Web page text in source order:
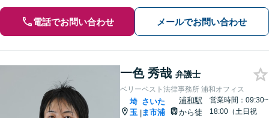
電話でお問い合わせ メールでお問い合わせ
一色 秀哉 弁護士
ベリーベスト法律事務所 浦和オフィス
埼
玉 |
さいた
ま市浦
浦和駅
から徒
営業時間：09:30~
18:00（土日祝